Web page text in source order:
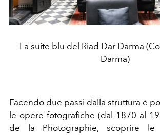
La suite blu del Riad Dar Darma
Darma)
Facendo due passi dalla struttura è
le opere fotografiche (dal 1870 al
de la Photographie, scoprire le